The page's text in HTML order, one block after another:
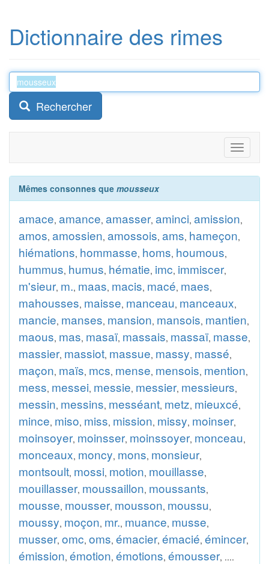
Dictionnaire des rimes
Rechercher
Toggle
Mêmes consonnes que mousseux
amace, amance, amasser, aminci, amission,
amos, amossien, amossois, ams, hameçon,
hiémations, hommasse, homs, houmous,
hummus, humus, hématie, imc, immiscer,
m'sieur, m., maas, macis, macé, maes,
mahousses, maisse, manceau, manceaux,
mancie, manses, mansion, mansois, mantien,
maous, mas, masaï, massais, massaï, masse,
massier, massiot, massue, massy, massé,
maçon, maïs, mcs, mense, mensois, mention,
mess, messei, messie, messier, messieurs,
messin, messins, messéant, metz, mieuxcé,
mince, miso, miss, mission, missy, moinser,
moinsoyer, moinsser, moinssoyer, monceau,
monceaux, moncy, mons, monsieur,
montsoult, mossi, motion, mouillasse,
mouillasser, moussaillon, moussants,
mousse, mousser, mousson, moussu,
moussy, moçon, mr., muance, musse,
musser, omc, oms, émacier, émacié, émincer,
émission, émotion, émotions, émousser, ....